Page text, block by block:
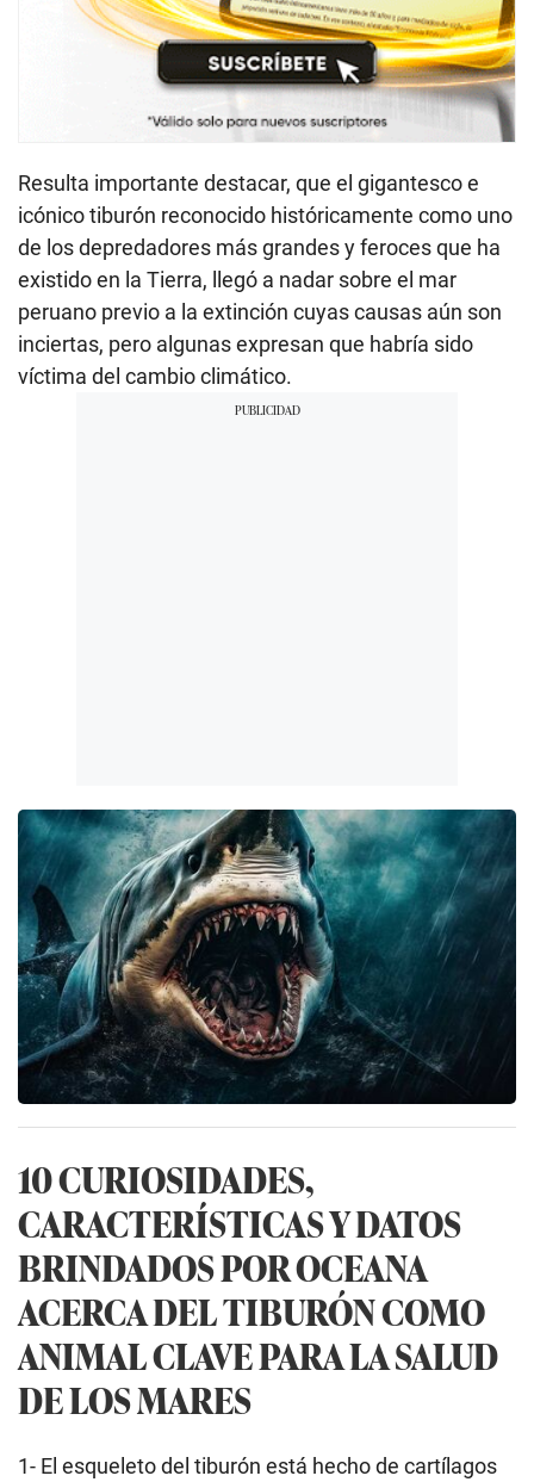
Resulta importante destacar, que el gigantesco e
icónico tiburón reconocido históricamente como uno
de los depredadores más grandes y feroces que ha
existido en la Tierra, llegó a nadar sobre el mar
peruano previo a la extinción cuyas causas aún son
inciertas, pero algunas expresan que habría sido
víctima del cambio climático.
10 CURIOSIDADES,
CARACTERÍSTICAS Y DATOS
BRINDADOS POR OCEANA
ACERCA DEL TIBURÓN COMO
ANIMAL CLAVE PARA LA SALUD
DE LOS MARES
1- El esqueleto del tiburón está hecho de cartílagos